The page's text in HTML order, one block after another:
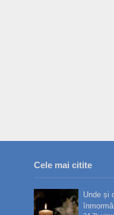
Cele mai citite
Unde și